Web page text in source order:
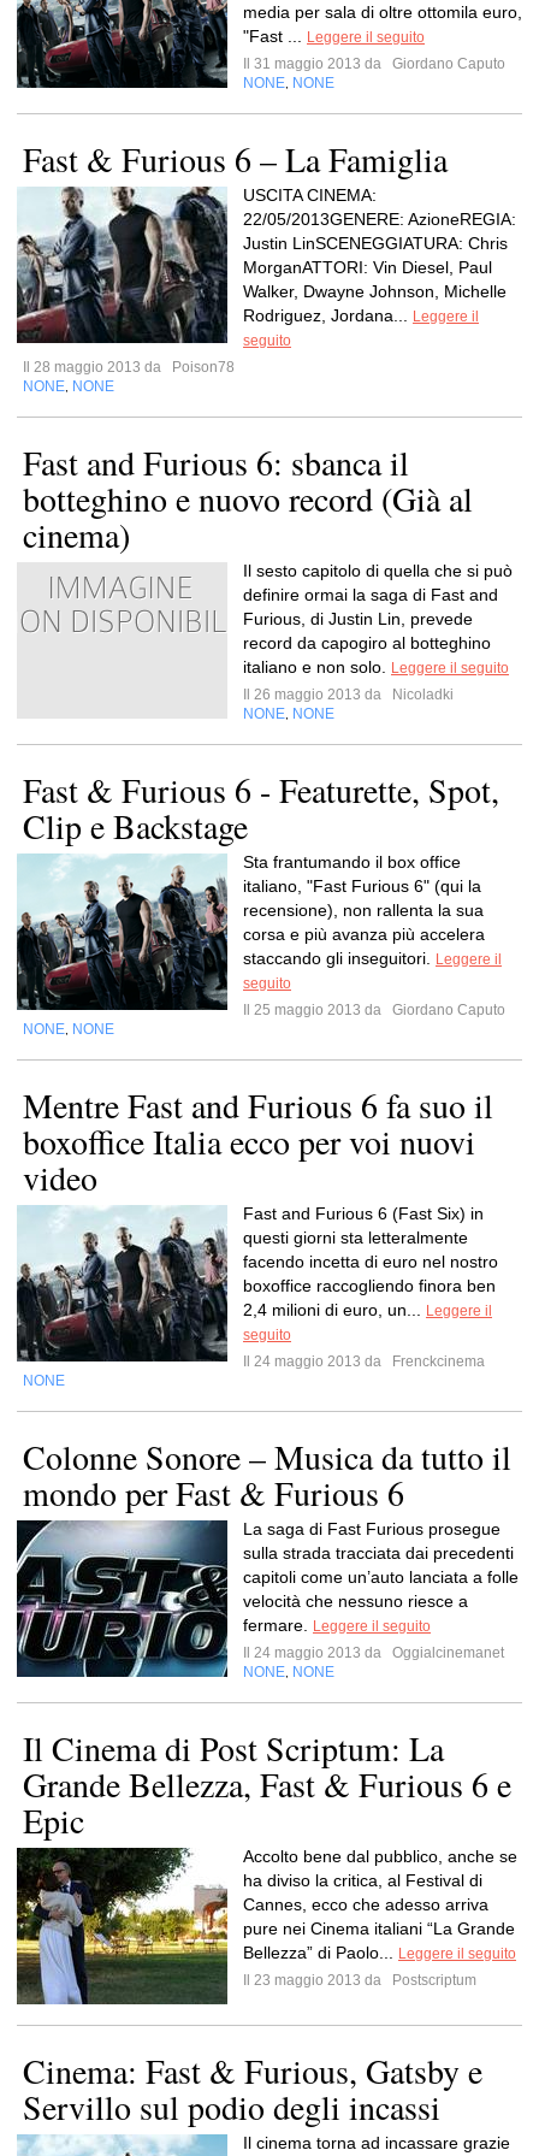
media per sala di oltre ottomila euro,
"Fast ...
Leggere il seguito
Il 31 maggio 2013 da
Giordano Caputo
NONE NONE
Fast & Furious 6 – La Famiglia
USCITA CINEMA:
22/05/2013GENERE: AzioneREGIA:
Justin LinSCENEGGIATURA: Chris
MorganATTORI: Vin Diesel, Paul
Walker, Dwayne Johnson, Michelle
Rodriguez, Jordana...
Leggere il
seguito
Il 28 maggio 2013 da
Poison78
NONE NONE
Fast and Furious 6: sbanca il
botteghino e nuovo record (Già al
cinema)
Il sesto capitolo di quella che si può
definire ormai la saga di Fast and
Furious, di Justin Lin, prevede
record da capogiro al botteghino
italiano e non solo.
Leggere il seguito
Il 26 maggio 2013 da
Nicoladki
NONE NONE
Fast & Furious 6 - Featurette, Spot,
Clip e Backstage
Sta frantumando il box office
italiano, "Fast Furious 6" (qui la
recensione), non rallenta la sua
corsa e più avanza più accelera
staccando gli inseguitori.
Leggere il
seguito
Il 25 maggio 2013 da
Giordano Caputo
NONE NONE
Mentre Fast and Furious 6 fa suo il
boxoffice Italia ecco per voi nuovi
video
Fast and Furious 6 (Fast Six) in
questi giorni sta letteralmente
facendo incetta di euro nel nostro
boxoffice raccogliendo finora ben
2,4 milioni di euro, un...
Leggere il
seguito
Il 24 maggio 2013 da
Frenckcinema
NONE
Colonne Sonore – Musica da tutto il
mondo per Fast & Furious 6
La saga di Fast Furious prosegue
sulla strada tracciata dai precedenti
capitoli come un’auto lanciata a folle
velocità che nessuno riesce a
fermare.
Leggere il seguito
Il 24 maggio 2013 da
Oggialcinemanet
NONE NONE
Il Cinema di Post Scriptum: La
Grande Bellezza, Fast & Furious 6 e
Epic
Accolto bene dal pubblico, anche se
ha diviso la critica, al Festival di
Cannes, ecco che adesso arriva
pure nei Cinema italiani “La Grande
Bellezza” di Paolo...
Leggere il seguito
Il 23 maggio 2013 da
Postscriptum
Cinema: Fast & Furious, Gatsby e
Servillo sul podio degli incassi
Il cinema torna ad incassare grazie